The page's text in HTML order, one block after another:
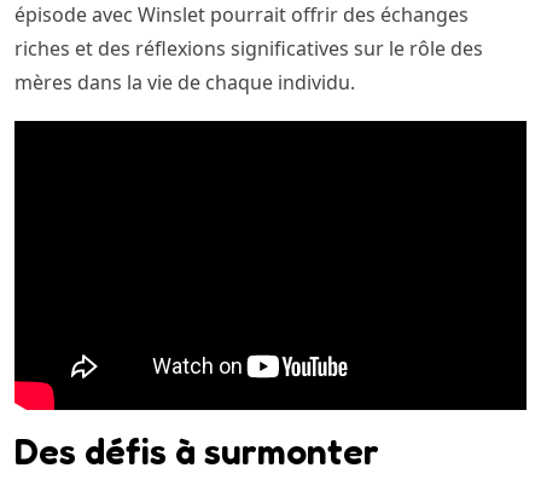
épisode avec Winslet pourrait offrir des échanges
riches et des réflexions significatives sur le rôle des
mères dans la vie de chaque individu.
Des défis à surmonter